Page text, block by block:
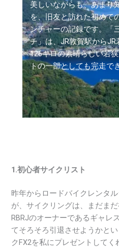
美しいながらも、あまり
を、旧友と訪れた初めて
ンチャーの記録です。「
チ」は、JR敦賀駅から
126キロの素晴らしい若
トの一部としても完走で
1.初心者サイクリスト
昨年からロードバイクレンタ
が、サイクリングは、まだま
RBRJのオーナーであるギャレ
てそろそろ引退させようかと
クFX2を私にプレゼントしてく